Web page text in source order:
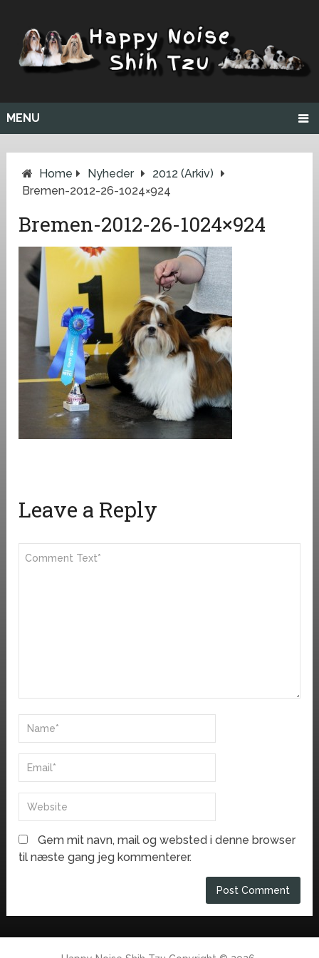
MENU
Home Nyheder
2012 (arkiv)
Bremen-2012-26-1024×924
Bremen-2012-26-1024×924
Leave a Reply
Gem mit navn, mail og websted i denne browser
til næste gang jeg kommenterer.